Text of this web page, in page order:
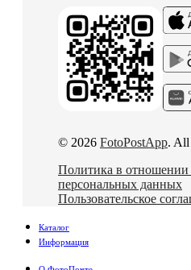
© 2026 FotoPostApp. All
Политика в отношении
персональных данных
Пользовательское
Каталог
Информация